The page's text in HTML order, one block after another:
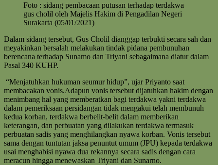
Foto : sidang pembacaan putusan terhadap terdakwa
gus cholil oleh Majelis Hakim di Pengadilan Negeri
Surakarta (05/01/2021)
Dalam sidang tersebut, Gus Cholil dianggap terbukti secara sah dan
meyakinkan bersalah melakukan tindak pidana pembunuhan
berencana terhadap Sunamo dan Triyani sebagaimana diatur dalam
Pasal 340 KUHP.
“Menjatuhkan hukuman seumur hidup”, ujar Priyanto saat
membacakan vonis.Adapun vonis tersebut dijatuhkan hakim dengan
menimbang hal yang memberatkan bagi terdakwa yakni terdakwa
dalam pemeriksaan persidangan tidak mengakui telah membunuh
kedua korban, terdakwa berbelit-belit dalam memberikan
keterangan, dan perbuatan yang dilakukan terdakwa termasuk
perbuatan sadis yang menghilangkan nyawa korban. Vonis tersebut
sama dengan tuntutan jaksa penuntut umum (JPU) kepada terdakwa
usai menghabisi nyawa dua rekannya secara sadis dengan cara
meracun hingga menewaskan Triyani dan Sunarno.